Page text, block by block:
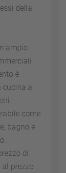
della
ampio
è
cucina a
come
bagno e
di
prezzo